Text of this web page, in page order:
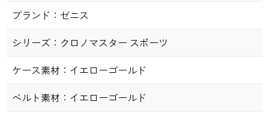
ブランド： ゼニス
シリーズ： クロノマスター スポーツ
ケース素材： イエローゴールド
ベルト素材： イエローゴールド